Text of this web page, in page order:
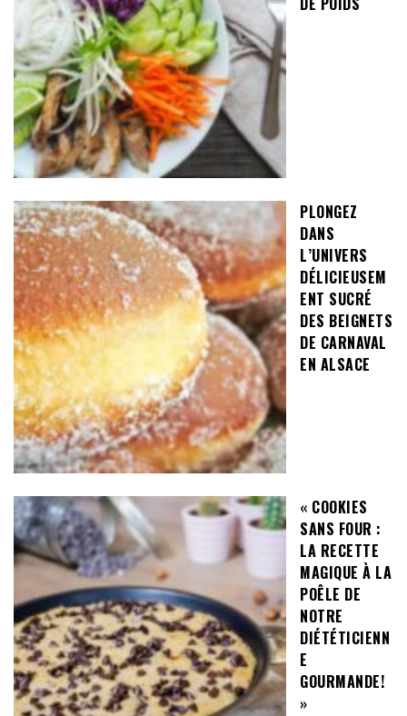
PLONGEZ
DANS
L’UNIVERS
DÉLICIEUSEM
ENT SUCRÉ
DES BEIGNETS
DE CARNAVAL
EN ALSACE
« COOKIES
SANS FOUR :
LA RECETTE
MAGIQUE À LA
POÊLE DE
NOTRE
DIÉTÉTICIENN
E
GOURMANDE!
»